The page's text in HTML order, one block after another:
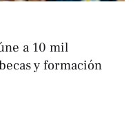
a 10 mil
y formación